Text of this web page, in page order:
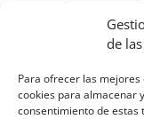
de
Para ofrecer las
cookies para almacenar
consentimiento de
👉 Si te
mes no se